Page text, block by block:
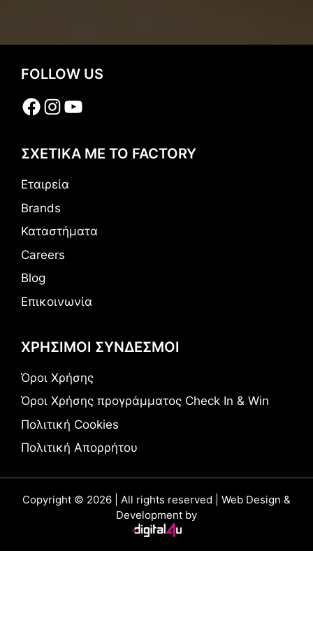
FOLLOW US
Facebook
Instagram
YouTube
ΣΧΕΤΙΚΑ ΜΕ ΤΟ FACTORY
Εταιρεία
Brands
Καταστήματα
Careers
Blog
Επικοινωνία
ΧΡΗΣΙΜΟΙ ΣΥΝΔΕΣΜΟΙ
Όροι Χρήσης
Όροι Χρήσης προγράμματος Check In & Win
Πολιτική Cookies
Πολιτική Απορρήτου
Copyright © 2026 | All rights reserved | Web Design &
Development by